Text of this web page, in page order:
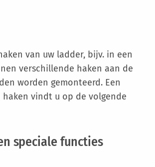
van uw ladder, bijv. in een
verschillende haken aan de
worden gemonteerd. Een
haken vindt u op de volgende
speciale functies